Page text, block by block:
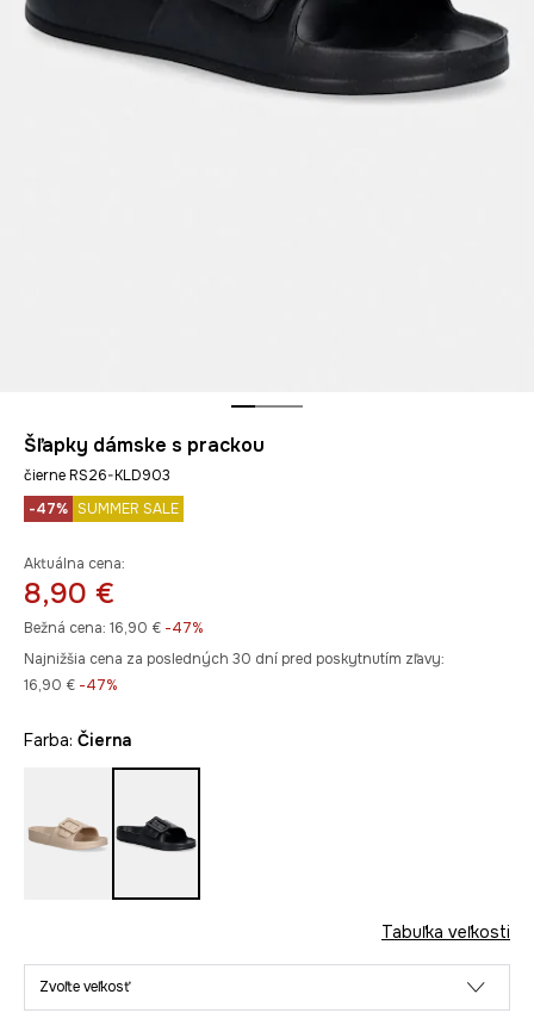
Šľapky dámske s prackou
čierne RS26-KLD903
-47% SUMMER SALE
Aktuálna cena:
8,90 €
Bežná cena: 16,90 € -47%
Najnižšia cena za posledných 30 dní pred poskytnutím zľavy:
16,90 € -47%
Farba: čierna
Tabuľka veľkosti
Zvoľte veľkosť